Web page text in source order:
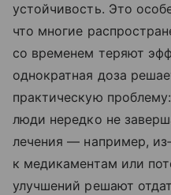
устойчивость. Это
что многие
со временем теряют
однократная доза
практическую
люди нередко не
лечения — например,
к медикаментам или
улучшений решают